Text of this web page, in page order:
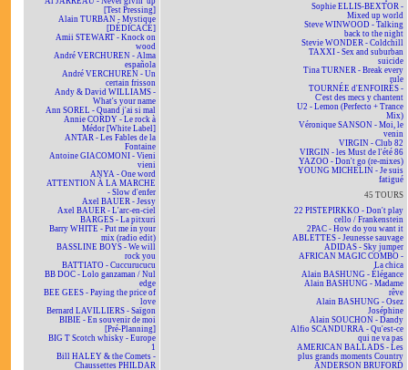
[Test Pressing]
Alain TURBAN - Mystique
[DÉDICACÉ]
Amii STEWART - Knock on
wood
André VERCHUREN - Alma
española
André VERCHUREN - Un
certain frisson
Andy & David WILLIAMS -
What's your name
Ann SOREL - Quand j'ai si mal
Annie CORDY - Le rock à
Médor [White Label]
ANTAR - Les Fables de la
Fontaine
Antoine GIACOMONI - Vieni
vieni
ANYA - One word
ATTENTION À LA MARCHE
- Slow d'enfer
Axel BAUER - Jessy
Axel BAUER - L'arc-en-ciel
BARGES - La pitxuri
Barry WHITE - Put me in your
mix (radio edit)
BASSLINE BOYS - We will
rock you
BATTIATO - Cuccurucucu
BB DOC - Lolo ganzaman / Nul
edge
BEE GEES - Paying the price of
love
Bernard LAVILLIERS - Saïgon
BIBIE - En souvenir de moi
[Pré-Planning]
BIG T Scotch whisky - Europe
1
Bill HALEY & the Comets -
Chaussettes PHILDAR
Sophie ELLIS-BEXTOR -
Mixed up world
Steve WINWOOD - Talking
back to the night
Stevie WONDER - Coldchill
TAXXI - Sex and suburban
suicide
Tina TURNER - Break every
rule
TOURNÉE d'ENFOIRÉS -
C'est des mecs y chantent
U2 - Lemon (Perfecto + Trance
Mix)
Véronique SANSON - Moi, le
venin
VIRGIN - Club 82
VIRGIN - les Must de l'été 86
YAZOO - Don't go (re-mixes)
YOUNG MICHELIN - Je suis
fatigué
45 TOURS
22 PISTEPIRKKO - Don't play
cello / Frankenstein
2PAC - How do you want it
ABLETTES - Jeunesse sauvage
ADIDAS - Sky jumper
AFRICAN MAGIC COMBO -
La chica
Alain BASHUNG - Élégance
Alain BASHUNG - Madame
rêve
Alain BASHUNG - Osez
Joséphine
Alain SOUCHON - Dandy
Alfio SCANDURRA - Qu'est-ce
qui ne va pas
AMERICAN BALLADS - Les
plus grands moments Country
ANDERSON BRUFORD